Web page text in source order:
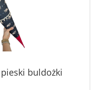
buldożki